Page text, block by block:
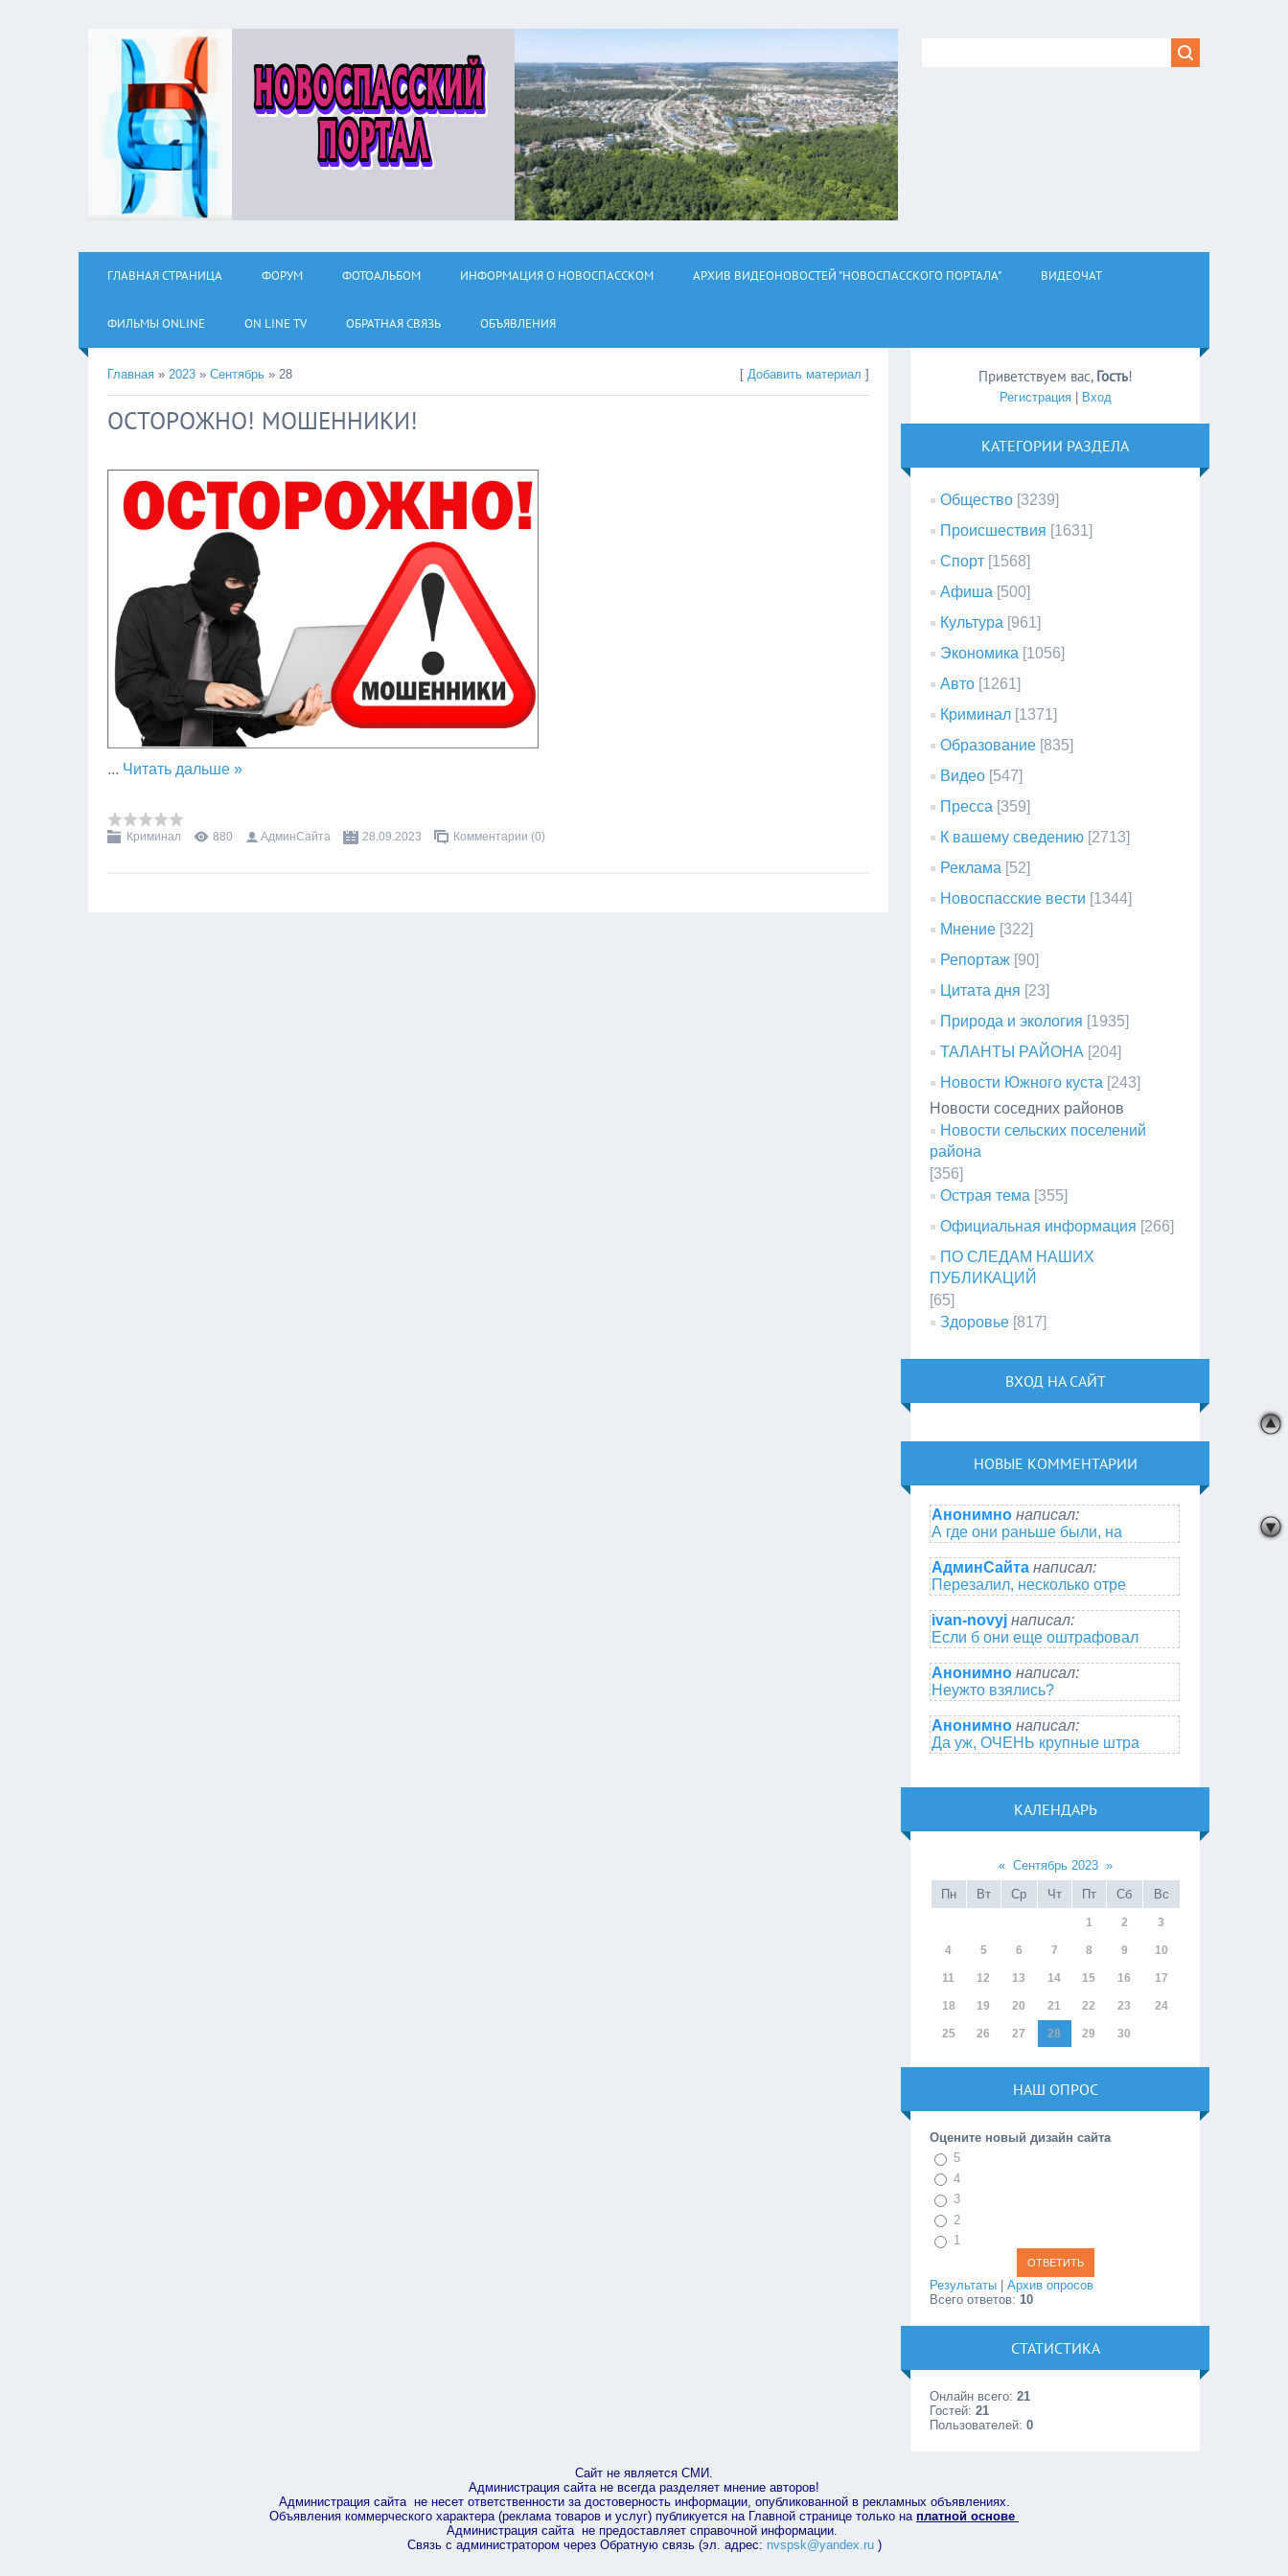
ГЛАВНАЯ СТРАНИЦА ФОРУМ ФОТОАЛЬБОМ ИНФОРМАЦИЯ О НОВОСПАССКОМ АРХИВ ВИДЕОНОВОСТЕЙ "НОВОСПАССКОГО ПОРТАЛА" ВИДЕОЧАТ
ФИЛЬМЫ ОNLINE ON LINE TV ОБРАТНАЯ СВЯЗЬ ОБЪЯВЛЕНИЯ
Главная » 2023 » Сентябрь » 28 [Добавить материал ]
ОСТОРОЖНО! МОШЕННИКИ!
... Читать дальше »
Криминал 880 АдминСайта 28.09.2023 Комментарии (0)
Приветствуем вас, Гость!
Регистрация| Вход
КАТЕГОРИИ РАЗДЕЛА
Общество [3239]
Происшествия [1631]
Спорт [1568]
Афиша [500]
Культура [961]
Экономика [1056]
Авто [1261]
Криминал [1371]
Образование [835]
Видео [547]
Пресса [359]
К вашему сведению [2713]
Реклама [52]
Новоспасские вести [1344]
Мнение [322]
Репортаж [90]
Цитата дня [23]
Природа и экология [1935]
ТАЛАНТЫ РАЙОНА [204]
Новости Южного куста [243]
Новости соседних районов
Новости сельских поселений
района
[356]
Острая тема [355]
Официальная информация [266]
ПО СЛЕДАМ НАШИХ
ПУБЛИКАЦИЙ
[65]
Здоровье [817]
ВХОД НА САЙТ
НОВЫЕ КОММЕНТАРИИ
Анонимно написал:
А где они раньше были, на
АдминСайта написал:
Перезалил, несколько отре
ivan-novyj написал:
Если б они еще оштрафовал
Анонимно написал:
Неужто взялись?
Анонимно написал:
Да уж, ОЧЕНЬ крупные штра
КАЛЕНДАРЬ
« Сентябрь 2023 »
Пн
Вт Ср Чт Пт Сб Вс
1 2 3
4 5 6 7 8 9 10
11 12 13 14 15 16 17
18 19 20 21 22 23 24
25 26 27 28 29 30
НАШ ОПРОС
Оцените новый дизайн сайта
5
4
3
2
1
Результаты |Архив опросов
Всего ответов: 10
СТАТИСТИКА
Онлайн всего:21
Гостей:21
Пользователей:0
Сайт не является СМИ.
Администрация сайта не всегда разделяет мнение авторов!
Администрация сайта не несет ответственности за достоверность информации, опубликованной в рекламных объявлениях.
Объявления коммерческого характера (реклама товаров и услуг) публикуется на Главной странице только на платной основе
Администрация сайта не предоставляет справочной информации.
Связь с администратором через Обратную связь (эл. адрес: nvspsk@yandex.ru)